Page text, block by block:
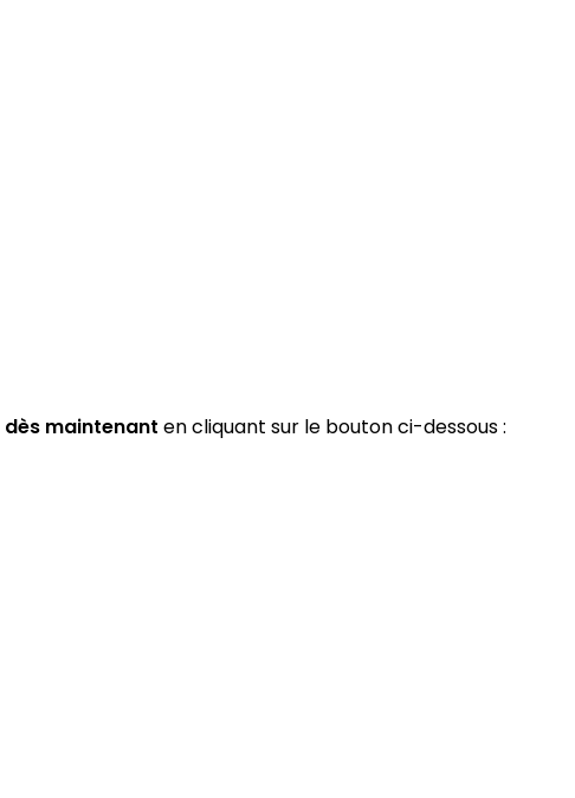
dès maintenant en cliquant sur le bouton ci-dessous :